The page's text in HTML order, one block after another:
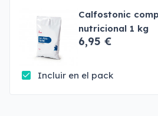
Calfostonic
nutricional 1 kg
6,95 €
Incluir en el pack